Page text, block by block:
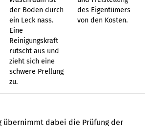
der Boden durch
ein Leck nass.
Eine
Reinigungskraft
rutscht aus und
zieht sich eine
schwere Prellung
zu.
des Eigentümers
von den Kosten.
übernimmt dabei die Prüfung der